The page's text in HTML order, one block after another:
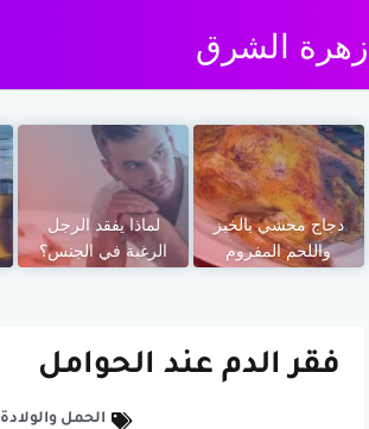
زهرة الشرق
دجاج محشي بالخبز
واللحم المفروم
لماذا يفقد الرجل
الرغبة في الجنس؟
فقر الدم عند الحوامل
الحمل والولادة